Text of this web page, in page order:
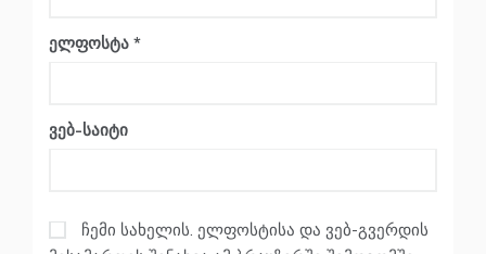
ელფოსტა *
ვებ-საიტი
ჩემი სახელის. ელფოსტისა და ვებ-გვერდის